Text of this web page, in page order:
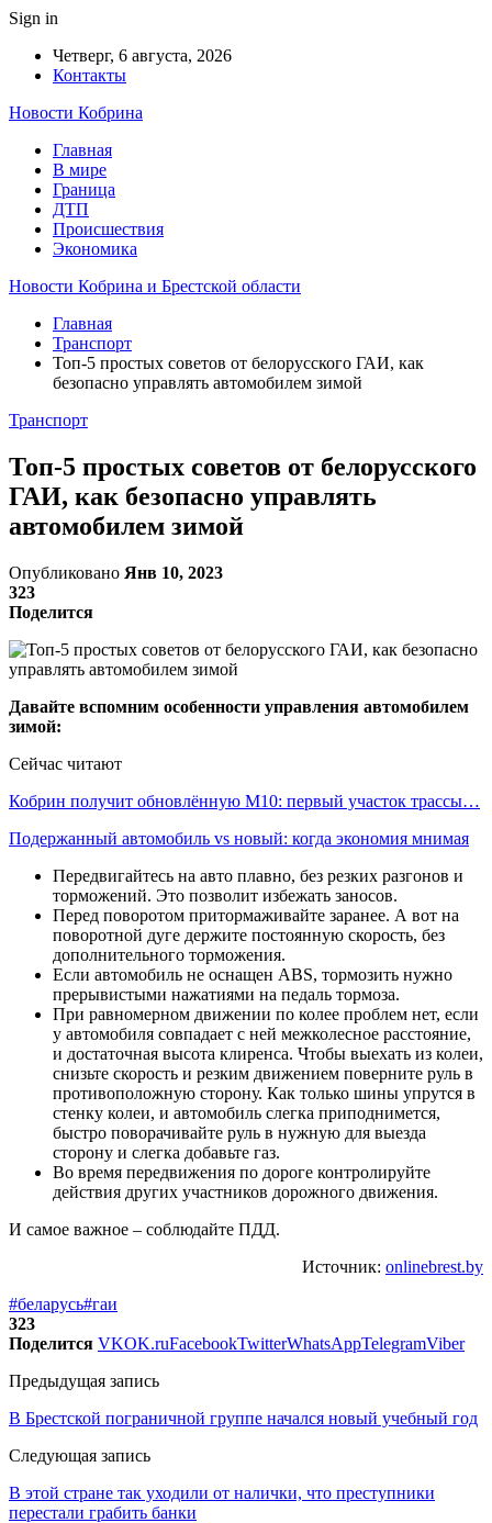
Sign in
Четверг, 6 августа, 2026
Контакты
Новости Кобрина
Главная
В мире
Граница
ДТП
Происшествия
Экономика
Новости Кобрина и Брестской области
Главная
Транспорт
Топ-5 простых советов от белорусского ГАИ, как
безопасно управлять автомобилем зимой
Транспорт
Топ-5 простых советов от белорусского
ГАИ, как безопасно управлять
автомобилем зимой
Опубликовано Янв 10, 2023
323
Поделится
Давайте вспомним особенности управления автомобилем
зимой:
Сейчас читают
Кобрин получит обновлённую М10: первый участок трассы…
Подержанный автомобиль vs новый: когда экономия мнимая
Передвигайтесь на авто плавно, без резких разгонов и
торможений. Это позволит избежать заносов.
Перед поворотом притормаживайте заранее. А вот на
поворотной дуге держите постоянную скорость, без
дополнительного торможения.
Если автомобиль не оснащен ABS, тормозить нужно
прерывистыми нажатиями на педаль тормоза.
При равномерном движении по колее проблем нет, если
у автомобиля совпадает с ней межколесное расстояние,
и достаточная высота клиренса. Чтобы выехать из колеи,
снизьте скорость и резким движением поверните руль в
противоположную сторону. Как только шины упрутся в
стенку колеи, и автомобиль слегка приподнимется,
быстро поворачивайте руль в нужную для выезда
сторону и слегка добавьте газ.
Во время передвижения по дороге контролируйте
действия других участников дорожного движения.
И самое важное – соблюдайте ПДД.
Источник: onlinebrest.by
#беларусь#гаи
323
Поделится VKOK.ruFacebookTwitterWhatsAppTelegramViber
Предыдущая запись
В Брестской пограничной группе начался новый учебный год
Следующая запись
В этой стране так уходили от налички, что преступники
перестали грабить банки